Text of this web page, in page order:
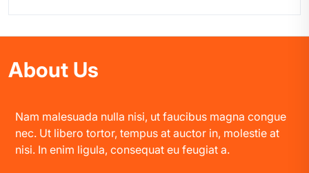
About Us
Nam malesuada nulla nisi, ut faucibus magna congue
nec. Ut libero tortor, tempus at auctor in, molestie at
nisi. In enim ligula, consequat eu feugiat a.